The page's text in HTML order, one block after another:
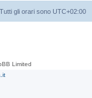
Tutti gli orari sono UTC+02:00
Limited